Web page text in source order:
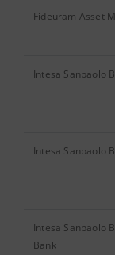
Fideuram Asset
Intesa
Intesa
Intesa Sanpaolo
Bank